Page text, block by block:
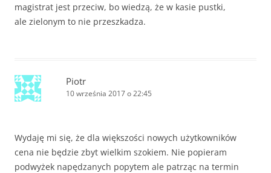
magistrat jest przeciw, bo wiedzą, że w kasie pustki,
ale zielonym to nie przeszkadza.
Piotr
10 września 2017 o 22:45
Wydaję mi się, że dla większości nowych użytkowników
cena nie będzie zbyt wielkim szokiem. Nie popieram
podwyżek napędzanych popytem ale patrząc na termin